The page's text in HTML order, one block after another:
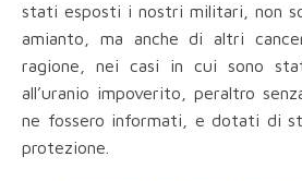
stati esposti i nostri militari, non
amianto, ma anche di altri
ragione, nei casi in cui sono
all’uranio impoverito, peraltro
ne fossero informati, e dotati di
protezione.